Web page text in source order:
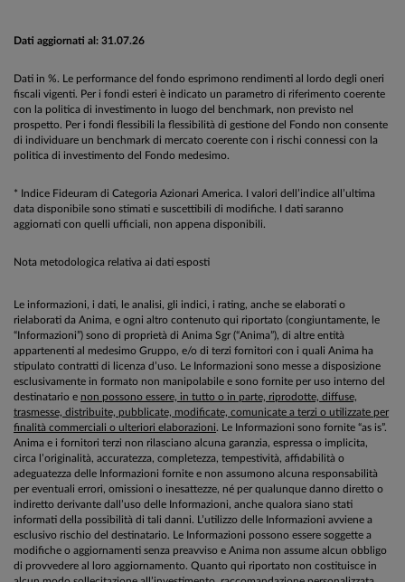
Dati aggiornati al: 31.07.26
Dati in %. Le performance del fondo esprimono rendimenti al lordo degli oneri
fiscali vigenti. Per i fondi esteri è indicato un parametro di riferimento coerente
con la politica di investimento in luogo del benchmark, non previsto nel
prospetto. Per i fondi flessibili la flessibilità di gestione del Fondo non consente
di individuare un benchmark di mercato coerente con i rischi connessi con la
politica di investimento del Fondo medesimo.
* Indice Fideuram di Categoria Azionari America. I valori dell’indice all’ultima
data disponibile sono stimati e suscettibili di modifiche. I dati saranno
aggiornati con quelli ufficiali, non appena disponibili.
Nota metodologica relativa ai dati esposti
Le informazioni, i dati, le analisi, gli indici, i rating, anche se elaborati o
rielaborati da Anima, e ogni altro contenuto qui riportato (congiuntamente, le
“Informazioni”) sono di proprietà di Anima Sgr (“Anima”), di altre entità
appartenenti al medesimo Gruppo, e/o di terzi fornitori con i quali Anima ha
stipulato contratti di licenza d’uso. Le Informazioni sono messe a disposizione
esclusivamente in formato non manipolabile e sono fornite per uso interno del
destinatario e non possono essere, in tutto o in parte, riprodotte, diffuse,
trasmesse, distribuite, pubblicate, modificate, comunicate a terzi o utilizzate per
finalità commerciali o ulteriori elaborazioni. Le Informazioni sono fornite “as is”.
Anima e i fornitori terzi non rilasciano alcuna garanzia, espressa o implicita,
circa l’originalità, accuratezza, completezza, tempestività, affidabilità o
adeguatezza delle Informazioni fornite e non assumono alcuna responsabilità
per eventuali errori, omissioni o inesattezze, né per qualunque danno diretto o
indiretto derivante dall’uso delle Informazioni, anche qualora siano stati
informati della possibilità di tali danni. L’utilizzo delle Informazioni avviene a
esclusivo rischio del destinatario. Le Informazioni possono essere soggette a
modifiche o aggiornamenti senza preavviso e Anima non assume alcun obbligo
di provvedere al loro aggiornamento. Quanto qui riportato non costituisce in